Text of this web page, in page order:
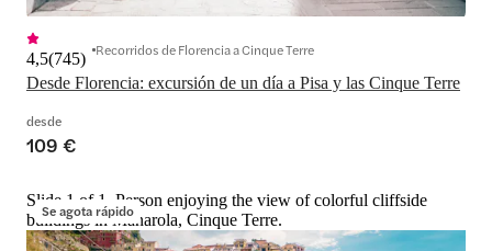
Desde Florencia: excursión de un día a Pisa y las Cinque Terre
4,5(745) Recorridos de Florencia a Cinque Terre
desde
109 €
Se agota rápido
Slide 1 of 1, Person enjoying the view of colorful cliffside
buildings in Manarola, Cinque Terre.